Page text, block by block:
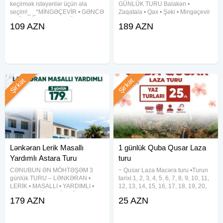
keçirmək istəyənlər üçün əla
seçim!_ _*MİNGƏÇEVİR • GƏNCƏ
1-2 Avqust 8-9 Avqust 15-16
109 AZN
GÜNLÜK TURU Balakən •
Zaqatala • Qax • Şəki • Mingəçevir
komfortu və əyləncə dolu səyahət!
189 AZN
Lənkəran Lerik Masallı
Yardımlı Astara Turu
CƏNUBUN ƏN MÖHTƏŞƏM 3
günlük TURU – LƏNKƏRAN •
LERİK • MASALLI • YARDIMLI •
XƏMSƏSİ TURU Qiymət: 179 AZN
Şirkət
179 AZN
1 günlük Quba Qusar Laza
turu
~ Qusar Laza Macəra turu •Turun
tarixi:1, 2, 3, 4, 5, 6, 7, 8, 9, 10, 11,
12, 13, 14, 15, 16, 17, 18, 19, 20,
30, 31 Avqust •Turun qiyməti:
Şirkət
25 AZN